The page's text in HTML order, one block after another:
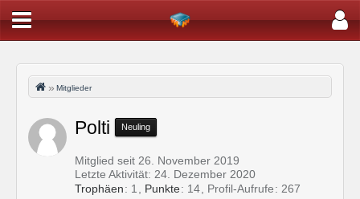
Mitglieder
Polti Neuling
Mitglied seit 26. November 2019
Letzte Aktivität: 24. Dezember 2020
Trophäen
1 Punkte 14 Profil-Aufrufe 267